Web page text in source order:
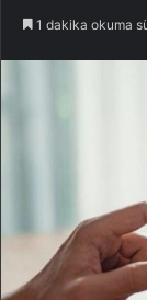
1 dakika okuma